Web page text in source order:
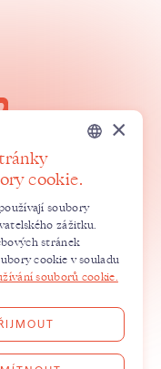
.
×
cookie.
soubory
zážitku.
stránek
cookie v souladu
souborů cookie.